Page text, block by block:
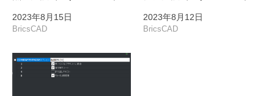
2023年8月15日
BricsCAD
2023年8月12日
BricsCAD